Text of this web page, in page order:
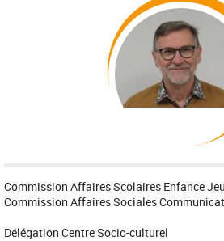
Commission Affaires Scolaires Enfance
Commission Affaires Sociales
Délégation Centre Socio-culturel